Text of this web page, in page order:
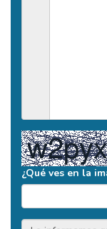
¿Qué ves en la